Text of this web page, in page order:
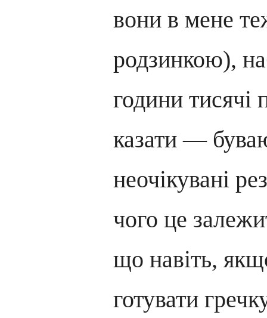
вони в мене
родзинкою),
години тисячі
казати —
неочікувані
чого це
що навіть,
готувати